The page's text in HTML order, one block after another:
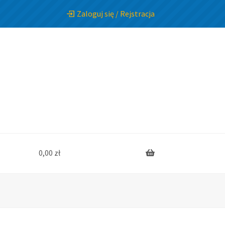
Zaloguj się / Rejstracja
0,00 zł